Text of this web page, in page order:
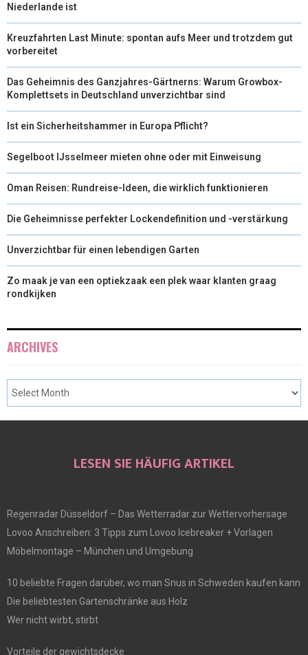
Niederlande ist
Kreuzfahrten Last Minute: spontan aufs Meer und trotzdem gut
vorbereitet
Das Geheimnis des Ganzjahres-Gärtnerns: Warum Growbox-
Komplettsets in Deutschland unverzichtbar sind
Ist ein Sicherheitshammer in Europa Pflicht?
Segelboot IJsselmeer mieten ohne oder mit Einweisung
Oman Reisen: Rundreise-Ideen, die wirklich funktionieren
Die Geheimnisse perfekter Lockendefinition und -verstärkung
Unverzichtbar für einen lebendigen Garten
Zo maak je van een optiekzaak een plek waar klanten graag
rondkijken
ARCHIVES
LESEN SIE HÄUFIG ARTIKEL
Regenradar Düsseldorf – Das Wetterradar zur Wettervorhersage
Lovoo Anschreiben: 3 Tipps zum Lovoo Icebreaker + Vorlagen
Möbelmontage – München und Umgebung
10 beliebte Fragen darüber, wo man Snus in Schweden kaufen kann
Die beliebtesten Gartenschränke aus Holz
Wer nicht wirbt, stirbt
Vorteile der gewichtsdecke